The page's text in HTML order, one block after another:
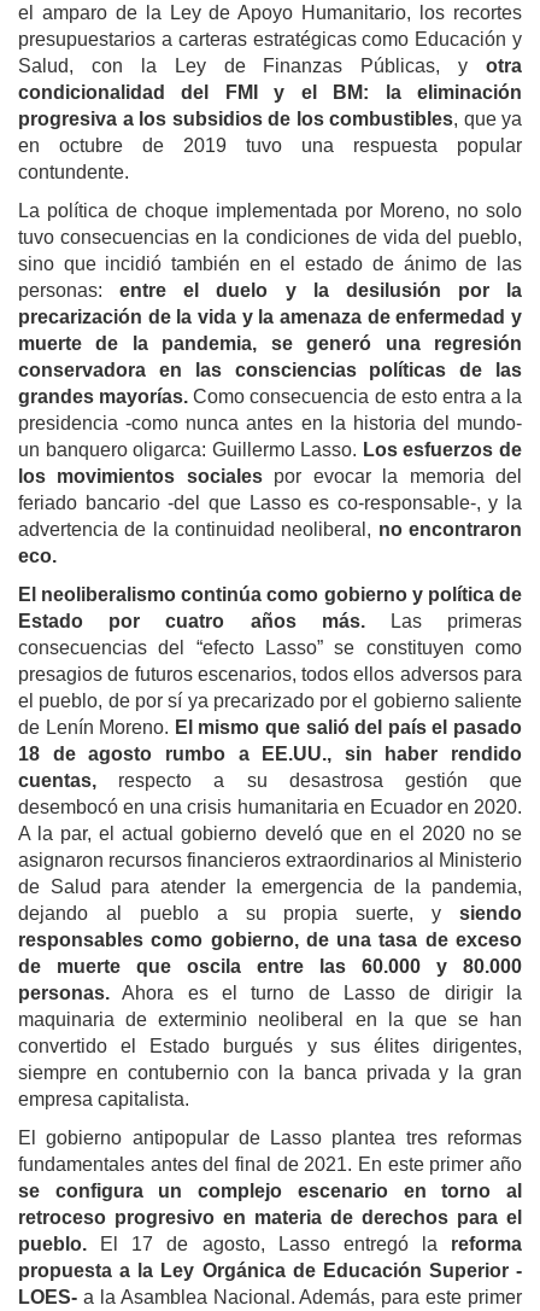
el amparo de la
Ley de Apoyo Humanitario, los recortes
presupuestarios a carteras estratégicas como Educación y
Salud, con la Ley de Finanzas Públicas, y otra
condicionalidad del FMI y el BM: la eliminación
progresiva a los subsidios de los combustibles, que ya
en octubre de 2019 tuvo una respuesta popular
contundente.
La política de choque implementada por Moreno, no solo
tuvo consecuencias en la condiciones de vida del pueblo,
sino que incidió también en el estado de ánimo de las
personas:entre el duelo y la desilusión por la
precarización de la vida y la amenaza de enfermedad y
muerte de la pandemia, se generó una regresión
conservadora en las consciencias políticas de las
grandes mayorías. Como consecuencia de esto entra a la
presidencia -como nunca antes en la historia del mundo-
un banquero oligarca: Guillermo Lasso. Los esfuerzos de
los movimientos socialespor evocar la memoria del
feriado bancario -del que Lasso es co-responsable-, y la
advertencia de la continuidad neoliberal, no encontraron
eco.
El neoliberalismo continúa como gobierno y política de
Estado por cuatro años más.Las primeras
consecuencias del “efecto Lasso” se constituyen como
presagios de futuros escenarios, todos ellos adversos para
el pueblo, de por sí ya precarizado por el gobierno saliente
de Lenín Moreno. El mismo que salió del país el pasado
18 de agosto rumbo a EE.UU., sin haber rendido
cuentas, respecto a su desastrosa gestión que
desembocó en una crisis humanitaria en Ecuador en 2020.
A la par, el actual gobierno develó que en el 2020 no se
asignaron recursos financieros extraordinarios al Ministerio
de Salud para atender la emergencia de la pandemia,
dejando al pueblo a su propia suerte, y siendo
responsables como gobierno, de una tasa de exceso
de muerte que oscila entre las 60.000 y 80.000
personas. Ahora es el turno de Lasso de dirigir la
maquinaria de exterminio neoliberal en la que se han
convertido el Estado burgués y sus élites dirigentes,
siempre en contubernio con la banca privada y la gran
empresa capitalista.
El gobierno antipopular de Lasso plantea tres reformas
fundamentales antes del final de 2021. En este primer año
se configura un complejo escenario en torno al
retroceso progresivo en materia de derechos para el
pueblo. El 17 de agosto, Lasso entregó la reforma
propuesta a la Ley Orgánica de Educación Superior -
LOES- a la Asamblea Nacional. Además, para este primer